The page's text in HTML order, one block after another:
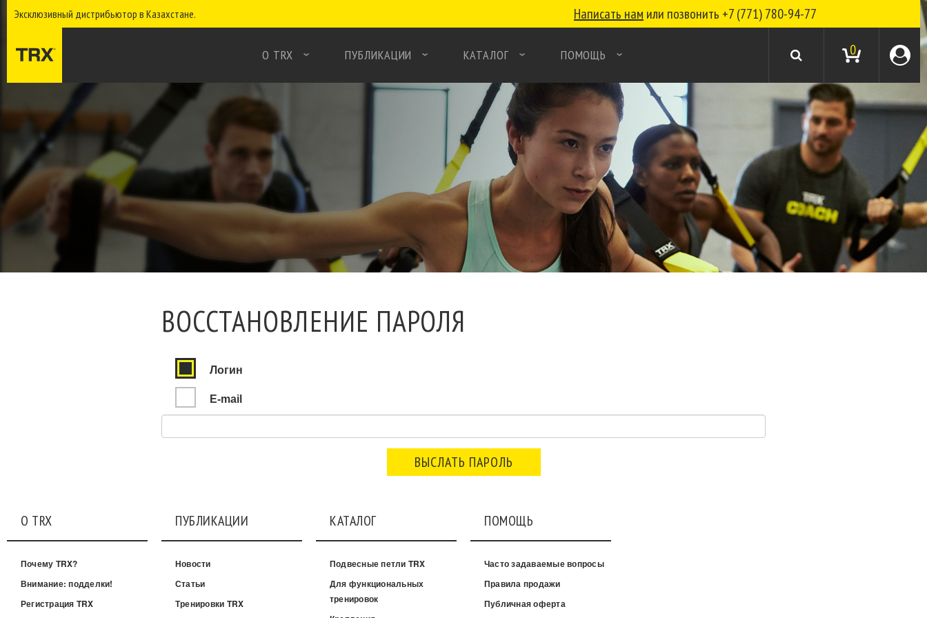
Эксклюзивный дистрибьютор в Казахстане. Написать нам или позвонить +7 (771) 780-94-77
0
О TRX ПУБЛИКАЦИИ КАТАЛОГ ПОМОЩЬ
ВОССТАНОВЛЕНИЕ ПАРОЛЯ
Логин
E-mail
О TRX
Почему TRX?
Внимание: подделки!
Регистрация TRX
ПУБЛИКАЦИИ
Новости
Статьи
Тренировки TRX
КАТАЛОГ
Подвесные петли TRX
Для функциональных
тренировок
ПОМОЩЬ
Часто задаваемые вопросы
Правила продажи
Публичная оферта